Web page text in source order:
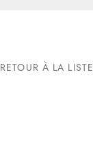
RETOUR À LA LISTE